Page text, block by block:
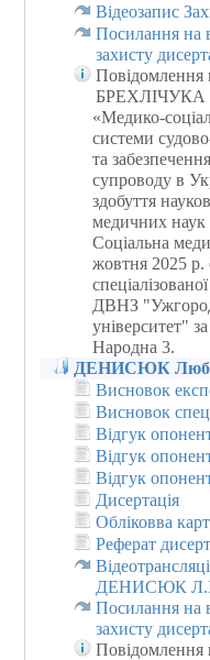
Відеозапис
Посилання на
захисту
Повідомлення
БРЕХЛІЧУКА
«Медико-
системи
та
супроводу в
здобуття
медичних наук
Соціальна
жовтня 2025 р.
ДВНЗ
університет"
Народна 3.
ДЕНИСЮК
Висновок
Висновок
Відгук
Відгук
Відгук
Дисертація
Обліковва
Реферат
ДЕНИСЮК
Посилання на
захисту
Повідомлення